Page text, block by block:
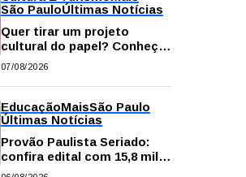
São PauloÚltimas Notícias
Quer tirar um projeto
cultural do papel? Conheça
os principais editais
07/08/2026
EducaçãoMaisSão Paulo
Últimas Notícias
Provão Paulista Seriado:
confira edital com 15,8 mil
vagas para ensino superior